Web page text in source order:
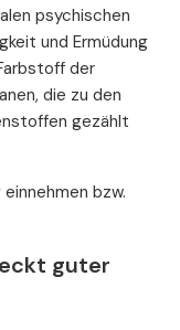
psychischen
und Ermüdung
der
die zu den
gezählt
bzw.
guter